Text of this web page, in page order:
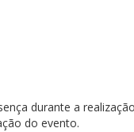
durante a
do evento.